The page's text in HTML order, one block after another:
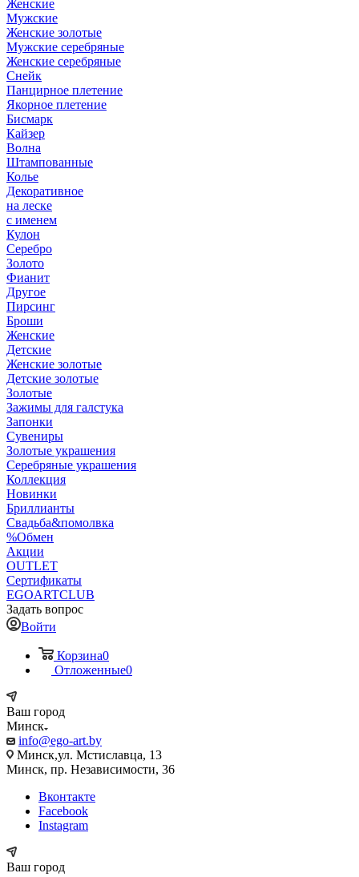
Женские
Мужские
Женские золотые
Мужские серебряные
Женские серебряные
Снейк
Панцирное плетение
Якорное плетение
Бисмарк
Кайзер
Волна
Штампованные
Колье
Декоративное
на леске
с именем
Кулон
Серебро
Золото
Фианит
Другое
Пирсинг
Броши
Женские
Детские
Женские золотые
Детские золотые
Золотые
Зажимы для галстука
Запонки
Сувениры
Золотые украшения
Серебряные украшения
Коллекция
Новинки
Бриллианты
Свадьба&помолвка
%Обмен
Акции
OUTLET
Сертификаты
EGOARTCLUB
Задать вопрос
Войти
Корзина0
Отложенные0
Ваш город
Минск
info@ego-art.by
Минск,ул. Мстиславца, 13
Минск, пр. Независимости, 36
Вконтакте
Facebook
Instagram
Ваш город